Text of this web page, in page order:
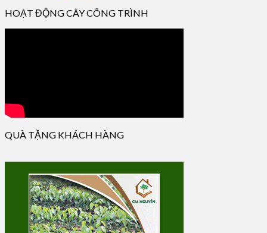
HOẠT ĐỘNG CÂY CÔNG TRÌNH
QUÀ TẶNG KHÁCH HÀNG